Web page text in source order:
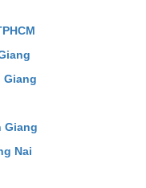
Giang
Giang
Nai